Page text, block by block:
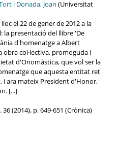
i Donada, Joan (Universitat
el 22 de gener de 2012 a la
la presentació del llibre 'De
d'homenatge a Albert
obra col·lectiva, promoguda i
d'Onomàstica, que vol ser la
que aquesta entitat ret
i ara mateix President d'Honor,
[...]
36 (2014), p. 649-651 (Crònica)